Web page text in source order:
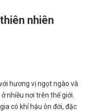
nhiên
hương vị ngọt ngào và
nhiều nơi trên thế giới.
có khí hậu ôn đới, đặc